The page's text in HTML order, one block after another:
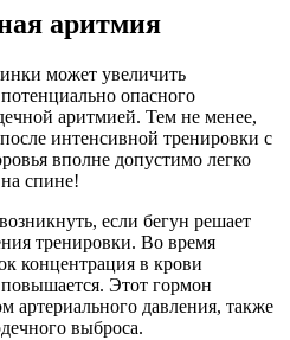
аритмия
может увеличить
опасного
аритмией. Тем не менее,
интенсивной тренировки с
вполне допустимо легко
спине!
если бегун решает
тренировки. Во время
концентрация в крови
Этот гормон
артериального давления, также
выброса.